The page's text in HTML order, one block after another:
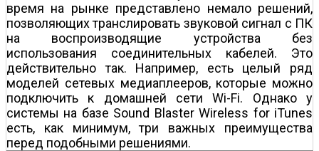
время на рынке представлено немало решений,
позволяющих транслировать звуковой сигнал с ПК
на воспроизводящие устройства без
использования соединительных кабелей. Это
действительно так. Например, есть целый ряд
моделей сетевых медиаплееров, которые можно
подключить к домашней сети Wi-Fi. Однако у
системы на базе Sound Blaster Wireless for iTunes
есть, как минимум, три важных преимущества
перед подобными решениями.